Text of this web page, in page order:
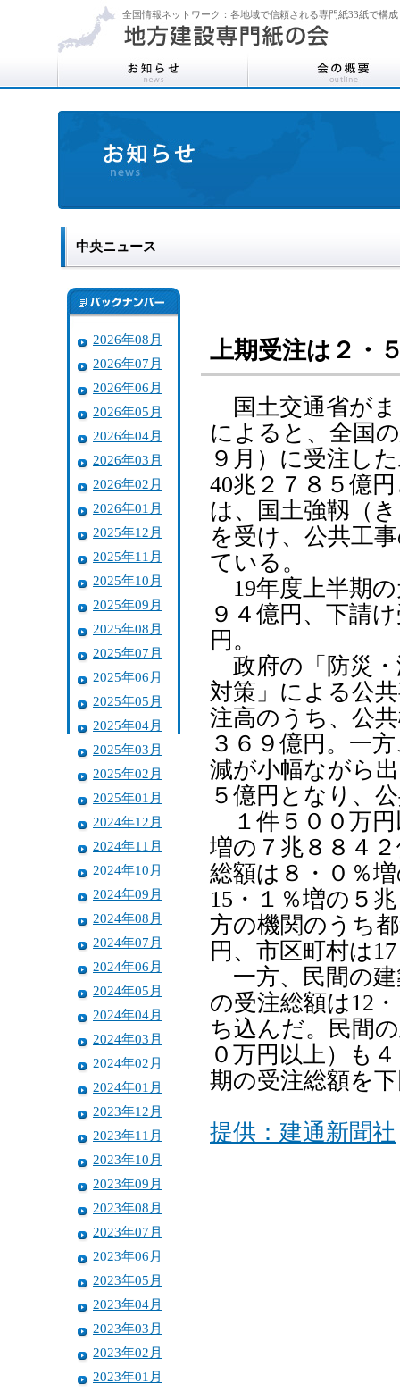
全国情報ネットワーク：各地域で信頼される専門紙33紙で構成
中央ニュース
2026年08月
2026年07月
2026年06月
2026年05月
2026年04月
2026年03月
2026年02月
2026年01月
2025年12月
2025年11月
2025年10月
2025年09月
2025年08月
2025年07月
2025年06月
2025年05月
2025年04月
2025年03月
2025年02月
2025年01月
2024年12月
2024年11月
2024年10月
2024年09月
2024年08月
2024年07月
2024年06月
2024年05月
2024年04月
2024年03月
2024年02月
2024年01月
2023年12月
2023年11月
2023年10月
2023年09月
2023年08月
2023年07月
2023年06月
2023年05月
2023年04月
2023年03月
2023年02月
2023年01月
上期受注は２・
国土交通省がま
によると、全国
９月）に受注し
40兆２７８５億
は、国土強靱（
を受け、公共工
ている。
19年度上半期の
９４億円、下請
円。
政府の「防災・
対策」による公
注高のうち、公
３６９億円。一
減が小幅ながら
５億円となり、
１件５００万円
増の７兆８８４
総額は８・０％
15・１％増の５
方の機関のうち
円、市区町村は
一方、民間の建
の受注総額は12
ち込んだ。民間
０万円以上）も
期の受注総額を
提供：建通新聞社